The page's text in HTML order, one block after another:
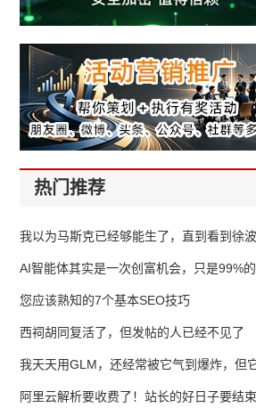
热门推荐
我以为马斯克已经够能生了，直到看到
AI智能体其实是一次创富机会，只是99%
错过了
您应该熟知的7个基本SEO技巧
西祠胡同复活了，但发帖的人已经不见了
我天天用GLM，还经常被它气到爆炸，但
16万亿
阿里云解析要收费了！站长的好日子要结